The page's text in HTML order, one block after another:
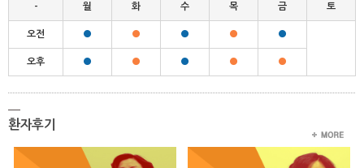
- 월 화 수 목 금 토
오전 ● ● ● ● ●
오후 ● ● ● ● ●
환자후기